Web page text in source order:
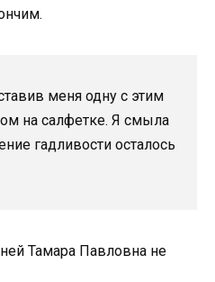
меня одну с этим
на салфетке. Я смыла
гадливости осталось
Тамара Павловна не